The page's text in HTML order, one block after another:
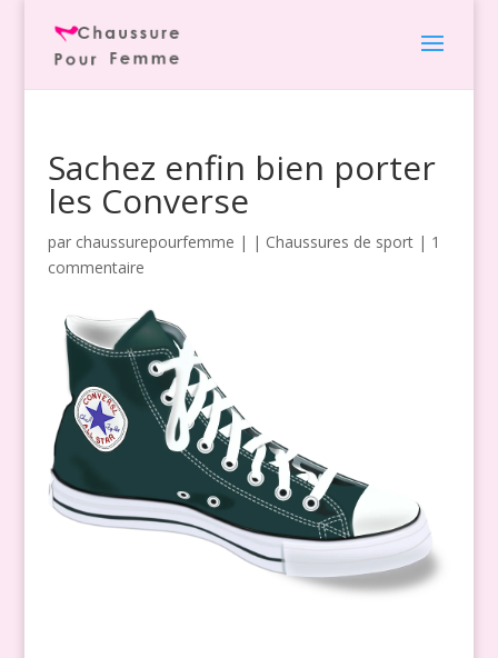
Sachez enfin bien porter
les Converse
par chaussurepourfemme | | Chaussures de sport| 1
commentaire